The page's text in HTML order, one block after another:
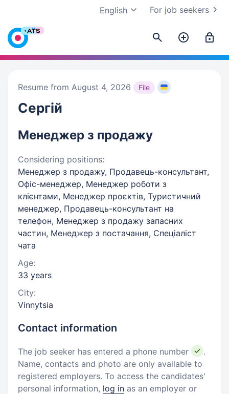
For job seekers
English
Resume from August 4, 2026 File
Сергій
Менеджер з продажу
Considering positions:
Менеджер з продажу, Продавець-консультант,
Офіс-менеджер, Менеджер роботи з
клієнтами, Менеджер проєктів, Туристичний
менеджер, Продавець-консультант на
телефон, Менеджер з продажу запасних
частин, Менеджер з постачання, Спеціаліст
чата
Age:
33 years
City:
Vinnytsia
Contact information
The job seeker has entered a phone number
.
Name, contacts and photo are only available to
registered employers. To access the candidates'
personal information, log in as an employer or